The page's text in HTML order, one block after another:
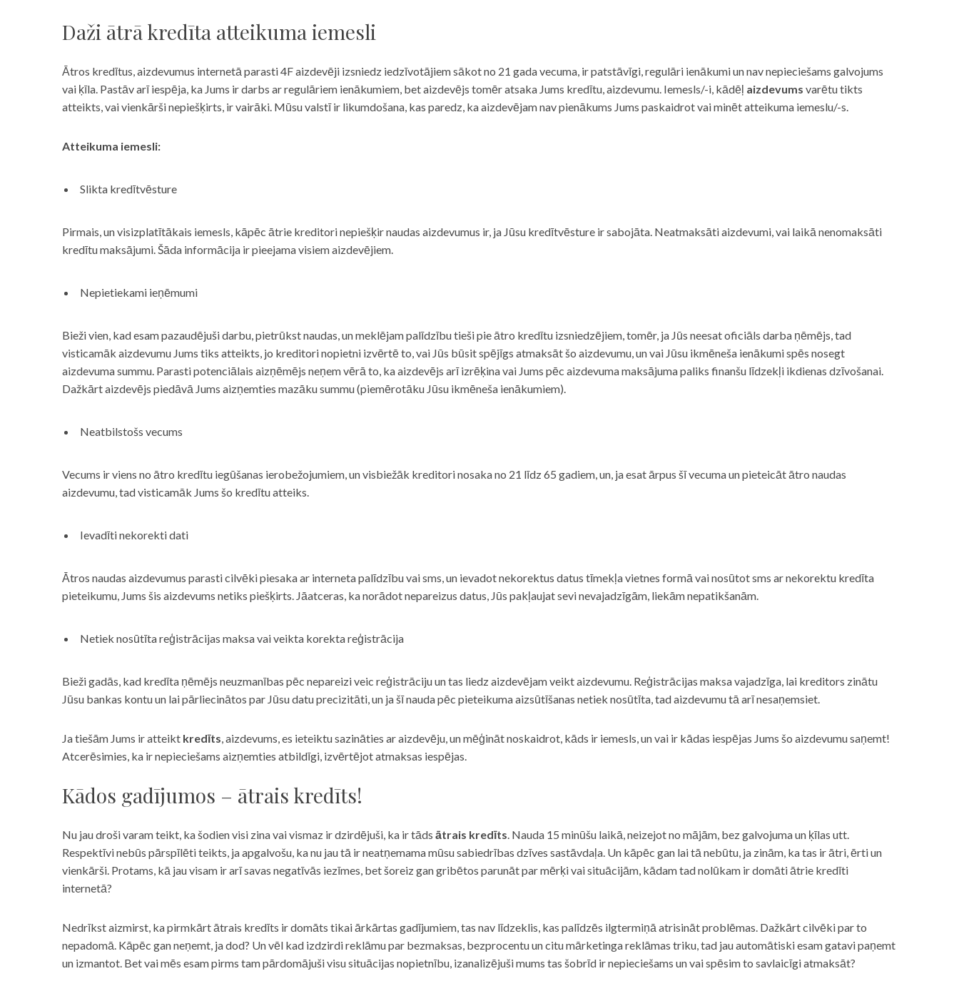
Daži ātrā kredīta atteikuma iemesli
Ātros kredītus, aizdevumus internetā parasti 4F aizdevēji izsniedz iedzīvotājiem sākot no 21 gada vecuma, ir patstāvīgi, regulāri ienākumi un nav nepieciešams galvojums
vai ķīla. Pastāv arī iespēja, ka Jums ir darbs ar regulāriem ienākumiem, bet aizdevējs tomēr atsaka Jums kredītu, aizdevumu. Iemesls/-i, kādēļ aizdevums varētu tikts
atteikts, vai vienkārši nepiešķirts, ir vairāki. Mūsu valstī ir likumdošana, kas paredz, ka aizdevējam nav pienākums Jums paskaidrot vai minēt atteikuma iemeslu/-s.
Atteikuma iemesli:
Slikta kredītvēsture
Pirmais, un visizplatītākais iemesls, kāpēc ātrie kreditori nepiešķir naudas aizdevumus ir, ja Jūsu kredītvēsture ir sabojāta. Neatmaksāti aizdevumi, vai laikā nenomaksāti
kredītu maksājumi. Šāda informācija ir pieejama visiem aizdevējiem.
Nepietiekami ieņēmumi
Bieži vien, kad esam pazaudējuši darbu, pietrūkst naudas, un meklējam palīdzību tieši pie ātro kredītu izsniedzējiem, tomēr, ja Jūs neesat oficiāls darba ņēmējs, tad
visticamāk aizdevumu Jums tiks atteikts, jo kreditori nopietni izvērtē to, vai Jūs būsit spējīgs atmaksāt šo aizdevumu, un vai Jūsu ikmēneša ienākumi spēs nosegt
aizdevuma summu. Parasti potenciālais aizņēmējs neņem vērā to, ka aizdevējs arī izrēķina vai Jums pēc aizdevuma maksājuma paliks finanšu līdzekļi ikdienas dzīvošanai.
Dažkārt aizdevējs piedāvā Jums aizņemties mazāku summu (piemērotāku Jūsu ikmēneša ienākumiem).
Neatbilstošs vecums
Vecums ir viens no ātro kredītu iegūšanas ierobežojumiem, un visbiežāk kreditori nosaka no 21 līdz 65 gadiem, un, ja esat ārpus šī vecuma un pieteicāt ātro naudas
aizdevumu, tad visticamāk Jums šo kredītu atteiks.
Ievadīti nekorekti dati
Ātros naudas aizdevumus parasti cilvēki piesaka ar interneta palīdzību vai sms, un ievadot nekorektus datus tīmekļa vietnes formā vai nosūtot sms ar nekorektu kredīta
pieteikumu, Jums šis aizdevums netiks piešķirts. Jāatceras, ka norādot nepareizus datus, Jūs pakļaujat sevi nevajadzīgām, liekām nepatikšanām.
Netiek nosūtīta reģistrācijas maksa vai veikta korekta reģistrācija
Bieži gadās, kad kredīta ņēmējs neuzmanības pēc nepareizi veic reģistrāciju un tas liedz aizdevējam veikt aizdevumu. Reģistrācijas maksa vajadzīga, lai kreditors zinātu
Jūsu bankas kontu un lai pārliecinātos par Jūsu datu precizitāti, un ja šī nauda pēc pieteikuma aizsūtīšanas netiek nosūtīta, tad aizdevumu tā arī nesaņemsiet.
Ja tiešām Jums ir atteikt kredīts, aizdevums, es ieteiktu sazināties ar aizdevēju, un mēģināt noskaidrot, kāds ir iemesls, un vai ir kādas iespējas Jums šo aizdevumu saņemt!
Atcerēsimies, ka ir nepieciešams aizņemties atbildīgi, izvērtējot atmaksas iespējas.
Kādos gadījumos – ātrais kredīts!
Nu jau droši varam teikt, ka šodien visi zina vai vismaz ir dzirdējuši, ka ir tāds ātrais kredīts. Nauda 15 minūšu laikā, neizejot no mājām, bez galvojuma un ķīlas utt.
Respektīvi nebūs pārspīlēti teikts, ja apgalvošu, ka nu jau tā ir neatņemama mūsu sabiedrības dzīves sastāvdaļa. Un kāpēc gan lai tā nebūtu, ja zinām, ka tas ir ātri, ērti un
vienkārši. Protams, kā jau visam ir arī savas negatīvās iezīmes, bet šoreiz gan gribētos parunāt par mērķi vai situācijām, kādam tad nolūkam ir domāti ātrie kredīti
internetā?
Nedrīkst aizmirst, ka pirmkārt ātrais kredīts ir domāts tikai ārkārtas gadījumiem, tas nav līdzeklis, kas palīdzēs ilgtermiņā atrisināt problēmas. Dažkārt cilvēki par to
nepadomā. Kāpēc gan neņemt, ja dod? Un vēl kad izdzirdi reklāmu par bezmaksas, bezprocentu un citu mārketinga reklāmas triku, tad jau automātiski esam gatavi paņemt
un izmantot. Bet vai mēs esam pirms tam pārdomājuši visu situācijas nopietnību, izanalizējuši mums tas šobrīd ir nepieciešams un vai spēsim to savlaicīgi atmaksāt?